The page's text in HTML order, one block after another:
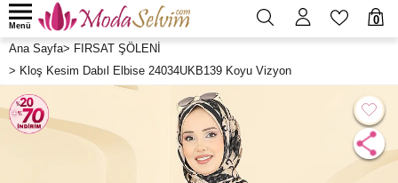
0
Menü
Ana Sayfa> FIRSAT ŞÖLENİ
> Kloş Kesim Dabıl Elbise 24034UKB139 Koyu Vizyon